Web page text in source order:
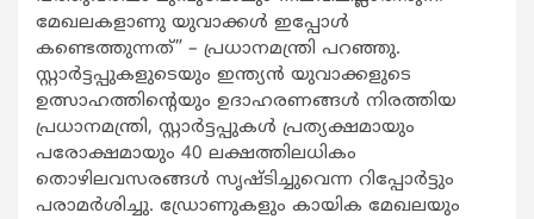
മേഖലകളാണു യുവാക്കൾ ഇപ്പോൾ
കണ്ടെത്തുന്നത്” – പ്രധാനമന്ത്രി പറഞ്ഞു.
സ്റ്റാർട്ടപ്പുകളുടെയും ഇന്ത്യൻ യുവാക്കളുടെ
ഉത്സാഹത്തിന്റെയും ഉദാഹരണങ്ങൾ നിരത്തിയ
പ്രധാനമന്ത്രി, സ്റ്റാർട്ടപ്പുകൾ പ്രത്യക്ഷമായും
പരോക്ഷമായും 40 ലക്ഷത്തിലധികം
തൊഴിലവസരങ്ങൾ സൃഷ്ടിച്ചുവെന്ന റിപ്പോർട്ടും
പരാമർശിച്ചു. ഡ്രോണുകളും കായിക മേഖലയും